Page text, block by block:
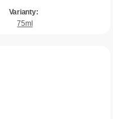
75ml